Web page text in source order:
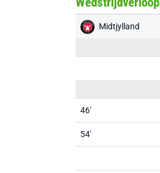
Midtjylland
46'
54'